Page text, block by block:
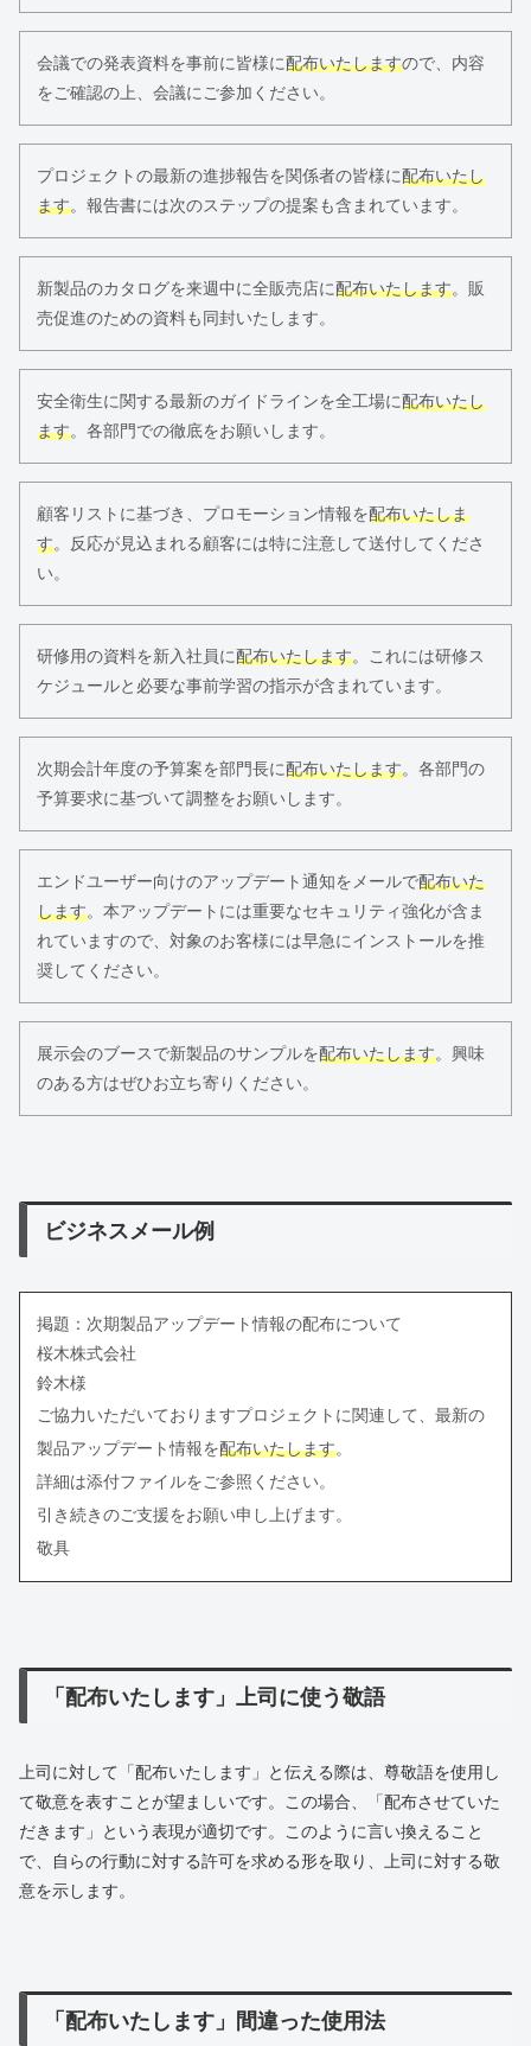
会議での発表資料を事前に皆様に配布いたしますので、内容
をご確認の上、会議にご参加ください。
プロジェクトの最新の進捗報告を関係者の皆様に配布いたし
ます。報告書には次のステップの提案も含まれています。
新製品のカタログを来週中に全販売店に配布いたします。販
売促進のための資料も同封いたします。
安全衛生に関する最新のガイドラインを全工場に配布いたし
ます。各部門での徹底をお願いします。
顧客リストに基づき、プロモーション情報を配布いたしま
す。反応が見込まれる顧客には特に注意して送付してくださ
い。
研修用の資料を新入社員に配布いたします。これには研修ス
ケジュールと必要な事前学習の指示が含まれています。
次期会計年度の予算案を部門長に配布いたします。各部門の
予算要求に基づいて調整をお願いします。
エンドユーザー向けのアップデート通知をメールで配布いた
します。本アップデートには重要なセキュリティ強化が含ま
れていますので、対象のお客様には早急にインストールを推
奨してください。
展示会のブースで新製品のサンプルを配布いたします。興味
のある方はぜひお立ち寄りください。
ビジネスメール例
掲題：次期製品アップデート情報の配布について
桜木株式会社
鈴木様
ご協力いただいておりますプロジェクトに関連して、最新の
製品アップデート情報を配布いたします。
詳細は添付ファイルをご参照ください。
引き続きのご支援をお願い申し上げます。
敬具
「配布いたします」上司に使う敬語
上司に対して「配布いたします」と伝える際は、尊敬語を使用し
て敬意を表すことが望ましいです。この場合、「配布させていた
だきます」という表現が適切です。このように言い換えること
で、自らの行動に対する許可を求める形を取り、上司に対する敬
意を示します。
「配布いたします」間違った使用法